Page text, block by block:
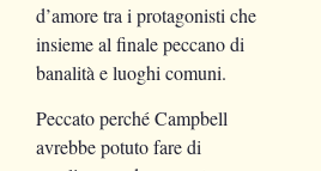
d’amore tra i protagonisti che
insieme al finale peccano di
banalità e luoghi comuni.
Peccato perché Campbell
avrebbe potuto fare di